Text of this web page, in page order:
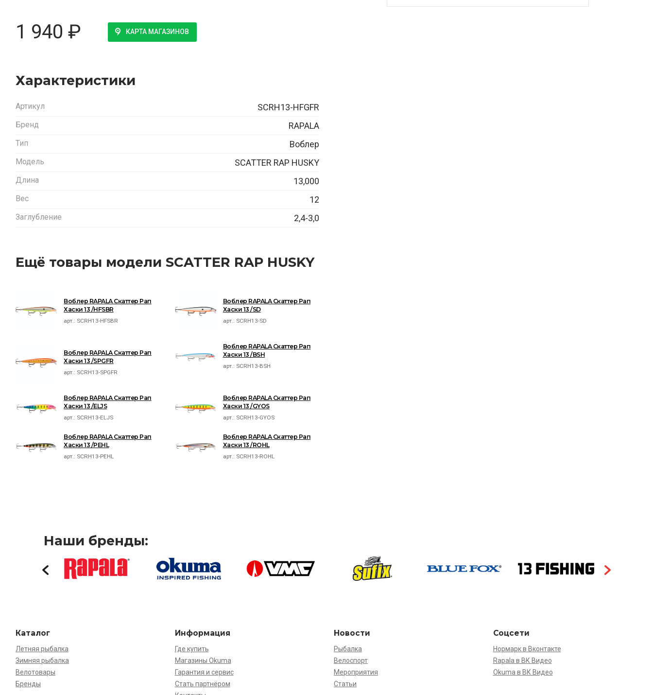
1 940 ₽ КАРТА МАГАЗИНОВ
Характеристики
Артикул SCRH13-HFGFR
Бренд RAPALA
Тип Воблер
Модель SCATTER RAP HUSKY
Длина 13,000
Вес 12
Заглубление 2,4-3,0
Ещё товары модели SCATTER RAP HUSKY
Воблер RAPALA Скаттер Рап
Хаски 13 /HFSBR
арт.: SCRH13-HFSBR
Воблер RAPALA Скаттер Рап
Хаски 13 /SD
арт.: SCRH13-SD
Воблер RAPALA Скаттер Рап
Хаски 13 /SPGFR
арт.: SCRH13-SPGFR
Воблер RAPALA Скаттер Рап
Хаски 13 /BSH
арт.: SCRH13-BSH
Воблер RAPALA Скаттер Рап
Хаски 13 /ELJS
арт.: SCRH13-ELJS
Воблер RAPALA Скаттер Рап
Хаски 13 /GYOS
арт.: SCRH13-GYOS
Воблер RAPALA Скаттер Рап
Хаски 13 /PEHL
арт.: SCRH13-PEHL
Воблер RAPALA Скаттер Рап
Хаски 13 /ROHL
арт.: SCRH13-ROHL
Наши бренды:
Каталог
Летняя рыбалка
Зимняя рыбалка
Велотовары
Бренды
Информация
Где купить
Магазины Okuma
Гарантия и сервис
Стать партнёром
Новости
Рыбалка
Велоспорт
Мероприятия
Статьи
Соцсети
Нормарк в Вконтакте
Rapala в ВК Видео
Okuma в ВК Видео